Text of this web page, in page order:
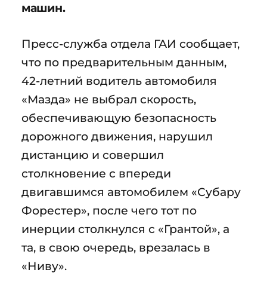
машин.
Пресс-служба отдела ГАИ сообщает,
что по предварительным данным,
42-летний водитель автомобиля
«Мазда» не выбрал скорость,
обеспечивающую безопасность
дорожного движения, нарушил
дистанцию и совершил
столкновение с впереди
двигавшимся автомобилем «Субару
Форестер», после чего тот по
инерции столкнулся с «Грантой», а
та, в свою очередь, врезалась в
«Ниву».